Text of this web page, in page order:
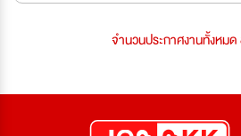
จำนวนประกาศงานทั้งหมด